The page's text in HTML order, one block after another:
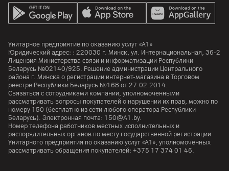
Унитарное предприятие по оказанию услуг «А1»
Юридический адрес: : 220030 г. Минск, ул. Интернациональная, 36-2
Лицензия Министерства связи и информатизации Республики
Беларусь №02140/925. Решение администрации Центрального
района г. Минска о регистрации интернет-магазина в Торговом
реестре Республики Беларусь №168 от 27.02.2014.
Связаться с сотрудниками компании, уполномоченными
рассматривать вопросы покупателей о нарушении их прав, можно по
номеру 150 (бесплатно из сети любого оператора Республики
Беларусь). Электронная почта: 150@A1.by.
Номер телефона работников местных исполнительных и
распорядительных органов по месту государственной регистрации
Унитарного предприятия по оказанию услуг «А1», уполномоченных
рассматривать обращения покупателей: +375 17 374 01 46.